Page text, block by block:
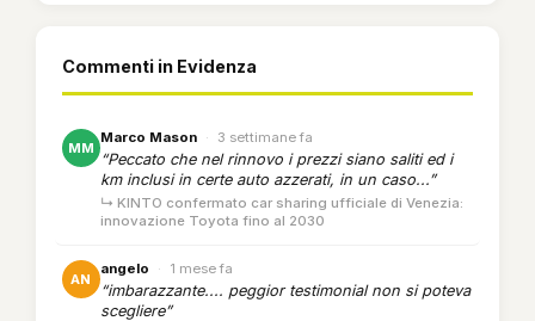
Commenti in Evidenza
MM
Marco Mason · 3 settimane fa
“Peccato che nel rinnovo i prezzi siano saliti ed i
km inclusi in certe auto azzerati, in un caso...”
↳ KINTO confermato car sharing ufficiale di Venezia:
innovazione Toyota fino al 2030
AN
angelo · 1 mese fa
“imbarazzante.... peggior testimonial non si poteva
scegliere”